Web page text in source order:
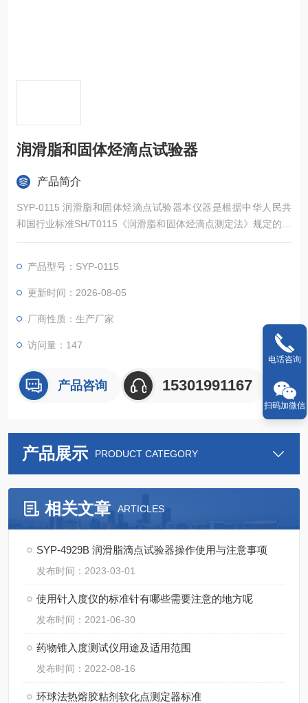
润滑脂和固体烃滴点试验器
产品简介
SYP-0115 润滑脂和固体烃滴点试验器本仪器是根据中华人民共
和国行业标准SH/T0115《润滑脂和固体烃滴点测定法》规定的要
求设计制造的。适用于按SH/T0115标准的规定，测定化妆品用凡
热条件下，使脂杯中的试样滴出一滴液体或流出油柱25mm时的
温度称为滴点。SH/T0115
产品型号：SYP-0115
更新时间：2026-08-05
厂商性质：生产厂家
访问量：147
产品咨询 15301991167
产品展示 PRODUCT CATEGORY
相关文章 ARTICLES
SYP-4929B 润滑脂滴点试验器操作使用与注意事项
发布时间：2023-03-01
使用针入度仪的标准针有哪些需要注意的地方呢
发布时间：2021-06-30
药物锥入度测试仪用途及适用范围
发布时间：2022-08-16
环球法热熔胶粘剂软化点测定器标准
电话咨询
扫码加微信